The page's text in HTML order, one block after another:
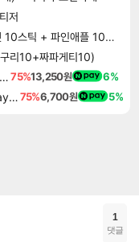
저
10스틱 + 피치 10스틱 + 레몬 10스틱, 1세트
리10+짜파게티10)
스콘 디럭스 에디션 Scorn Deluxe Edition75%13,250원 6%
바이오닉 베이 디럭스 에디션 Bionic Bay Deluxe Edition75%6,700원 5%
1
댓글